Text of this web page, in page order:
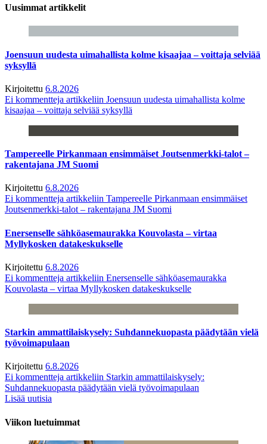
Uusimmat artikkelit
Joensuun uudesta uimahallista kolme kisaajaa – voittaja selviää
syksyllä
Kirjoitettu 6.8.2026
Ei kommentteja artikkeliin Joensuun uudesta uimahallista kolme
kisaajaa – voittaja selviää syksyllä
Tampereelle Pirkanmaan ensimmäiset Joutsenmerkki-talot –
rakentajana JM Suomi
Kirjoitettu 6.8.2026
Ei kommentteja artikkeliin Tampereelle Pirkanmaan ensimmäiset
Joutsenmerkki-talot – rakentajana JM Suomi
Enersenselle sähköasemaurakka Kouvolasta – virtaa
Myllykosken datakeskukselle
Kirjoitettu 6.8.2026
Ei kommentteja artikkeliin Enersenselle sähköasemaurakka
Kouvolasta – virtaa Myllykosken datakeskukselle
Starkin ammattilaiskysely: Suhdannekuopasta päädytään vielä
työvoimapulaan
Kirjoitettu 6.8.2026
Ei kommentteja artikkeliin Starkin ammattilaiskysely:
Suhdannekuopasta päädytään vielä työvoimapulaan
Lisää uutisia
Viikon luetuimmat